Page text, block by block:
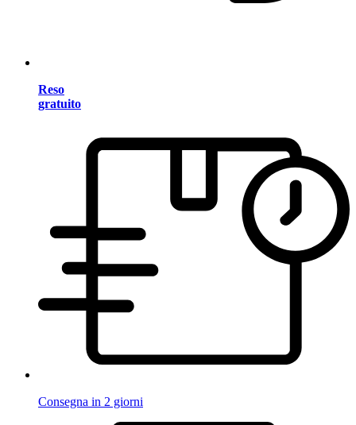
Reso
gratuito
Consegna in 2 giorni